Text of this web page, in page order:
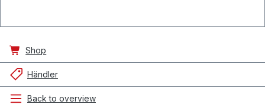
Shop
Händler
Back to overview